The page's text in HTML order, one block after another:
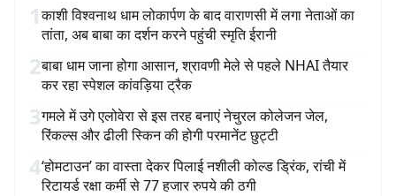
1काशी विश्वनाथ धाम लोकार्पण के बाद वाराणसी में लगा नेताओं का
तांता, अब बाबा का दर्शन करने पहुंची स्मृति ईरानी
2बाबा धाम जाना होगा आसान, श्रावणी मेले से पहले NHAI तैयार
कर रहा स्पेशल कांवड़िया ट्रैक
3गमले में उगे एलोवेरा से इस तरह बनाएं नेचुरल कोलेजन जेल,
रिंकल्स और ढीली स्किन की होगी परमानेंट छुट्टी
4‘होमटाउन’ का वास्ता देकर पिलाई नशीली कोल्ड ड्रिंक, रांची में
रिटायर्ड रक्षा कर्मी से 77 हजार रुपये की ठगी